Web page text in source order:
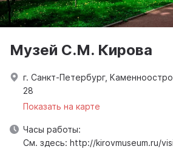
Музей С.М. Кирова
г. Санкт-Петербург,
28
Показать на карте
Часы работы:
См. здесь: http://kirovmuseum.ru/